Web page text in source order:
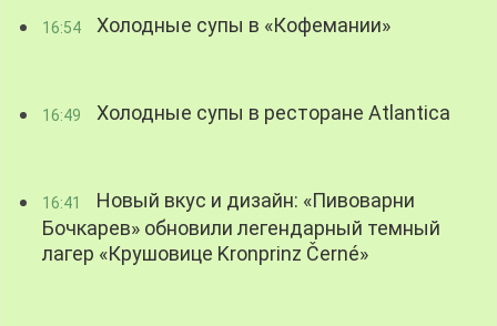
16:54 Холодные супы в «Кофемании»
16:49 Холодные супы в ресторане Atlantica
16:41
Новый вкус и дизайн: «Пивоварни
Бочкарев» обновили легендарный темный
лагер «Крушовице Kronprinz Černé»